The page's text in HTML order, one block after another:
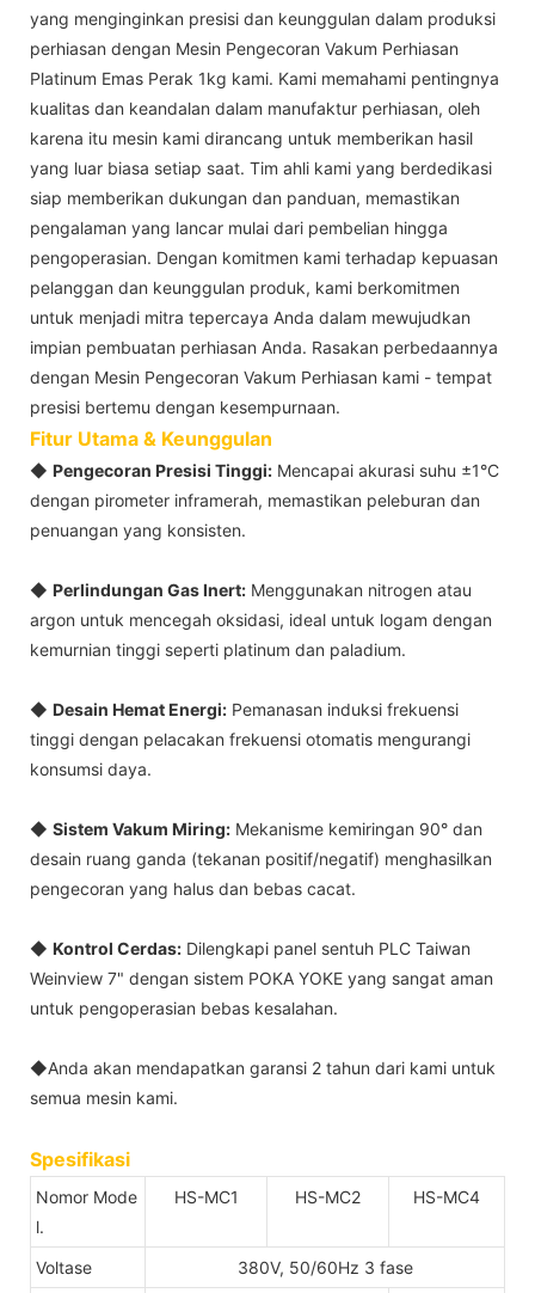
yang menginginkan presisi dan keunggulan dalam produksi
perhiasan dengan Mesin Pengecoran Vakum Perhiasan
Platinum Emas Perak 1kg kami. Kami memahami pentingnya
kualitas dan keandalan dalam manufaktur perhiasan, oleh
karena itu mesin kami dirancang untuk memberikan hasil
yang luar biasa setiap saat. Tim ahli kami yang berdedikasi
siap memberikan dukungan dan panduan, memastikan
pengalaman yang lancar mulai dari pembelian hingga
pengoperasian. Dengan komitmen kami terhadap kepuasan
pelanggan dan keunggulan produk, kami berkomitmen
untuk menjadi mitra tepercaya Anda dalam mewujudkan
impian pembuatan perhiasan Anda. Rasakan perbedaannya
dengan Mesin Pengecoran Vakum Perhiasan kami - tempat
presisi bertemu dengan kesempurnaan.
Fitur Utama & Keunggulan
◆ Pengecoran Presisi Tinggi: Mencapai akurasi suhu ±1°C
dengan pirometer inframerah, memastikan peleburan dan
penuangan yang konsisten.
◆ Perlindungan Gas Inert: Menggunakan nitrogen atau
argon untuk mencegah oksidasi, ideal untuk logam dengan
kemurnian tinggi seperti platinum dan paladium.
◆ Desain Hemat Energi: Pemanasan induksi frekuensi
tinggi dengan pelacakan frekuensi otomatis mengurangi
konsumsi daya.
◆ Sistem Vakum Miring: Mekanisme kemiringan 90° dan
desain ruang ganda (tekanan positif/negatif) menghasilkan
pengecoran yang halus dan bebas cacat.
◆ Kontrol Cerdas: Dilengkapi panel sentuh PLC Taiwan
Weinview 7" dengan sistem POKA YOKE yang sangat aman
untuk pengoperasian bebas kesalahan.
◆Anda akan mendapatkan garansi 2 tahun dari kami untuk
semua mesin kami.
Spesifikasi
Nomor Mode
l.
HS-MC1 HS-MC2 HS-MC4
Voltase 380V, 50/60Hz 3 fase